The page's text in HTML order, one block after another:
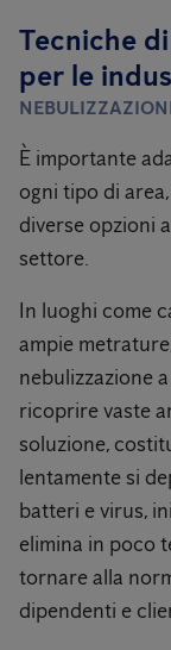
Tecniche
per le
È importante
ogni tipo di
diverse opzioni
settore.
In luoghi come
ampie
nebulizzazione
ricoprire vaste
soluzione,
lentamente si
batteri e virus,
elimina in poco
tornare alla
dipendenti e